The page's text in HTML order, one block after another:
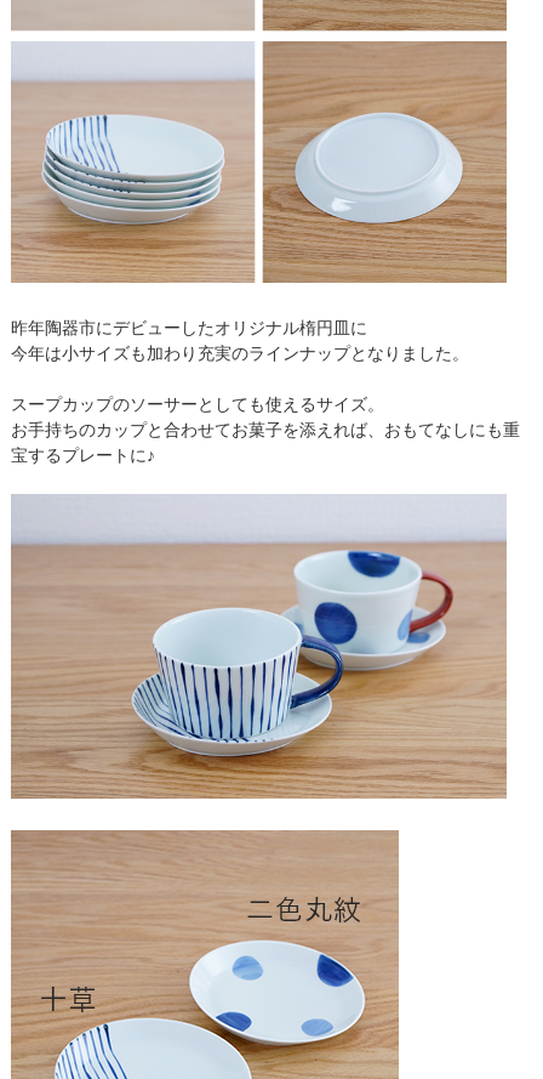
昨年陶器市にデビューしたオリジナル楕円皿に
今年は小サイズも加わり充実のラインナップとなりました。
スープカップのソーサーとしても使えるサイズ。
お手持ちのカップと合わせてお菓子を添えれば、おもてなしにも重
宝するプレートに♪